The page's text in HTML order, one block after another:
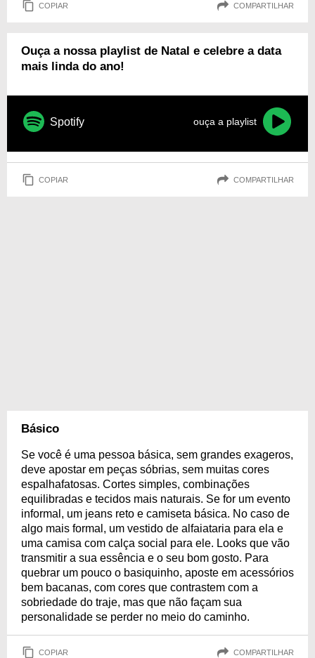
COPIAR COMPARTILHAR
Ouça a nossa playlist de Natal e celebre a data
mais linda do ano!
Spotify ouça a playlist
COPIAR COMPARTILHAR
Básico
Se você é uma pessoa básica, sem grandes exageros,
deve apostar em peças sóbrias, sem muitas cores
espalhafatosas. Cortes simples, combinações
equilibradas e tecidos mais naturais. Se for um evento
informal, um jeans reto e camiseta básica. No caso de
algo mais formal, um vestido de alfaiataria para ela e
uma camisa com calça social para ele. Looks que vão
transmitir a sua essência e o seu bom gosto. Para
quebrar um pouco o basiquinho, aposte em acessórios
bem bacanas, com cores que contrastem com a
sobriedade do traje, mas que não façam sua
personalidade se perder no meio do caminho.
COPIAR COMPARTILHAR